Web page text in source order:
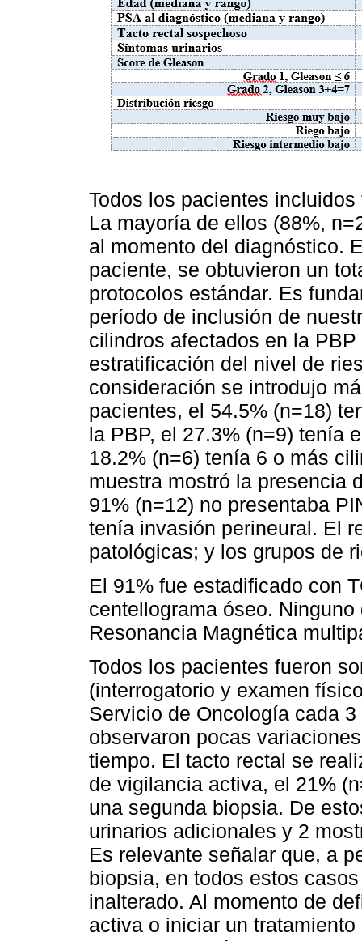
Todos los pacientes
La mayoría de ellos (88%,
al momento del diagnóstico.
paciente, se obtuvieron un
protocolos estándar. Es
período de inclusión de
cilindros afectados en la
estratificación del nivel de
consideración se introdujo
pacientes, el 54.5% (n=18)
la PBP, el 27.3% (n=9) tenía
18.2% (n=6) tenía 6 o más
muestra mostró la presencia
91% (n=12) no presentaba
tenía invasión perineural. El
patológicas; y los grupos de
El 91% fue estadificado con
centellograma óseo.
Resonancia Magnética
Todos los pacientes fueron
(interrogatorio y examen
Servicio de Oncología cada
observaron pocas
tiempo. El tacto rectal se
de vigilancia activa, el 21%
una segunda biopsia. De
urinarios adicionales y 2
Es relevante señalar que, a
biopsia, en todos estos
inalterado. Al momento de
activa o iniciar un